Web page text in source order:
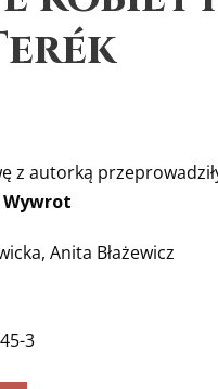
z autorką
Anita Błażewicz
3